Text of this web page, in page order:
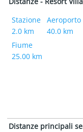
Stazione
2.0 km
Aeroporto
40.0 km
Fiume
25.00 km
Distanze principali